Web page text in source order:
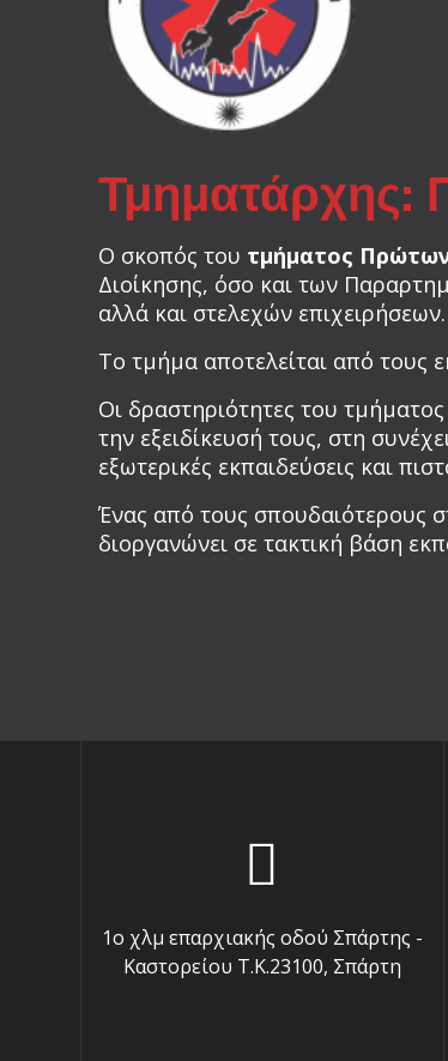
Τμηματάρχης:
Ο σκοπός του τμήματος
Διοίκησης, όσο και των
αλλά και στελεχών επιχειρήσεων.
Το τμήμα αποτελείται από τους
Οι δραστηριότητες του
την εξειδίκευσή τους, στη
εξωτερικές εκπαιδεύσεις και
Ένας από τους σπουδαιότερους
διοργανώνει σε τακτική βάση
1o χλμ επαρχιακής οδού Σπάρτης -
Καστορείου Τ.Κ.23100, Σπάρτη